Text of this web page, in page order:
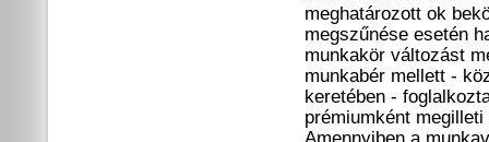
meghatározott ok
megszűnése esetén
munkakör változást
munkabér mellett -
keretében -
prémiumként